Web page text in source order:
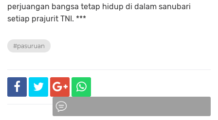
perjuangan bangsa tetap hidup di dalam sanubari
setiap prajurit TNI. ***
#pasuruan